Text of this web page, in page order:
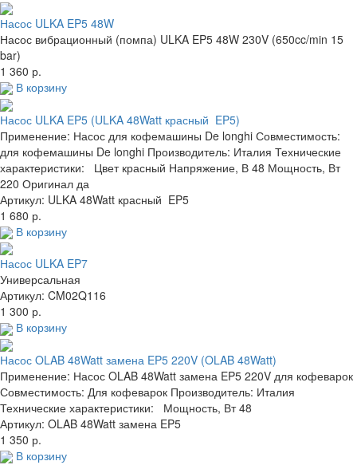
Насос ULKA EP5 48W
Насос вибрационный (помпа) ULKA EP5 48W 230V (650cc/min 15
bar)
1 360 р.
В корзину
Насос ULKA EP5 (ULKA 48Watt красный EP5)
Применение: Насос для кофемашины De longhi Совместимость:
для кофемашины De longhi Производитель: Италия Технические
характеристики: Цвет красный Напряжение, В 48 Мощность, Вт
220 Оригинал да
Артикул: ULKA 48Watt красный EP5
1 680 р.
В корзину
Насос ULKA EP7
Универсальная
Артикул: CM02Q116
1 300 р.
В корзину
Насос OLAB 48Watt замена EP5 220V (OLAB 48Watt)
Применение: Насос OLAB 48Watt замена EP5 220V для кофеварок
Совместимость: Для кофеварок Производитель: Италия
Технические характеристики: Мощность, Вт 48
Артикул: OLAB 48Watt замена EP5
1 350 р.
В корзину